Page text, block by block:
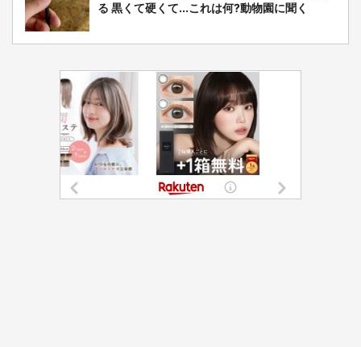
る 黒くて硬くて...これは何?動物園に聞く